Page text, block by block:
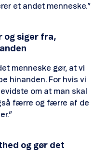
et andet menneske.”
og siger fra,
menneske gør, at vi
hinanden. For hvis vi
om at man skal
færre og færre af de
og gør det